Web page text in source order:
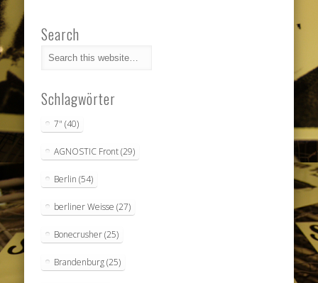
Search
Schlagwörter
7" (40)
AGNOSTIC Front(29)
Berlin (54)
berliner Weisse (27)
Bonecrusher(25)
Brandenburg(25)